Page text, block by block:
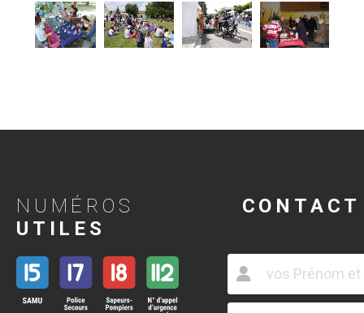
NUMÉROS
UTILES
CONTACT